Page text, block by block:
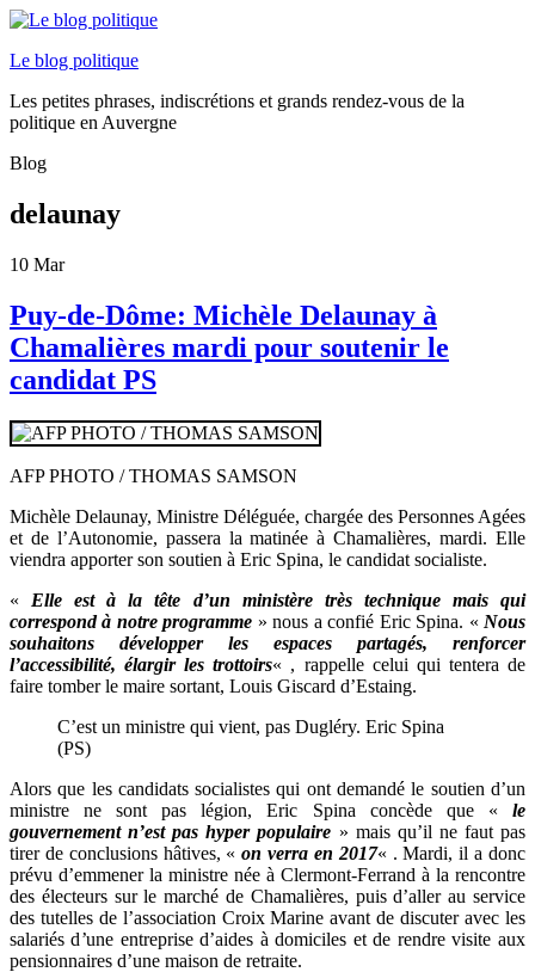
Le blog politique
Les petites phrases, indiscrétions et grands rendez-vous de la
politique en Auvergne
Blog
delaunay
10 Mar
Puy-de-Dôme: Michèle Delaunay à
Chamalières mardi pour soutenir le
candidat PS
AFP PHOTO / THOMAS SAMSON
Michèle Delaunay, Ministre Déléguée, chargée des Personnes Agées
et de l’Autonomie, passera la matinée à Chamalières, mardi. Elle
viendra apporter son soutien à Eric Spina, le candidat socialiste.
« Elle est à la tête d’un ministère très technique mais qui
correspond à notre programme » nous a confié Eric Spina. « Nous
souhaitons développer les espaces partagés, renforcer
l’accessibilité, élargir les trottoirs« , rappelle celui qui tentera de
faire tomber le maire sortant, Louis Giscard d’Estaing.
C’est un ministre qui vient, pas Dugléry. Eric Spina
(PS)
Alors que les candidats socialistes qui ont demandé le soutien d’un
ministre ne sont pas légion, Eric Spina concède que « le
gouvernement n’est pas hyper populaire » mais qu’il ne faut pas
tirer de conclusions hâtives, «on verra en 2017« . Mardi, il a donc
prévu d’emmener la ministre née à Clermont-Ferrand à la rencontre
des électeurs sur le marché de Chamalières, puis d’aller au service
des tutelles de l’association Croix Marine avant de discuter avec les
salariés d’une entreprise d’aides à domiciles et de rendre visite aux
pensionnaires d’une maison de retraite.